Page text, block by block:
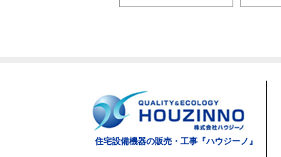
住宅設備機器の販売・工事『ハウジーノ』